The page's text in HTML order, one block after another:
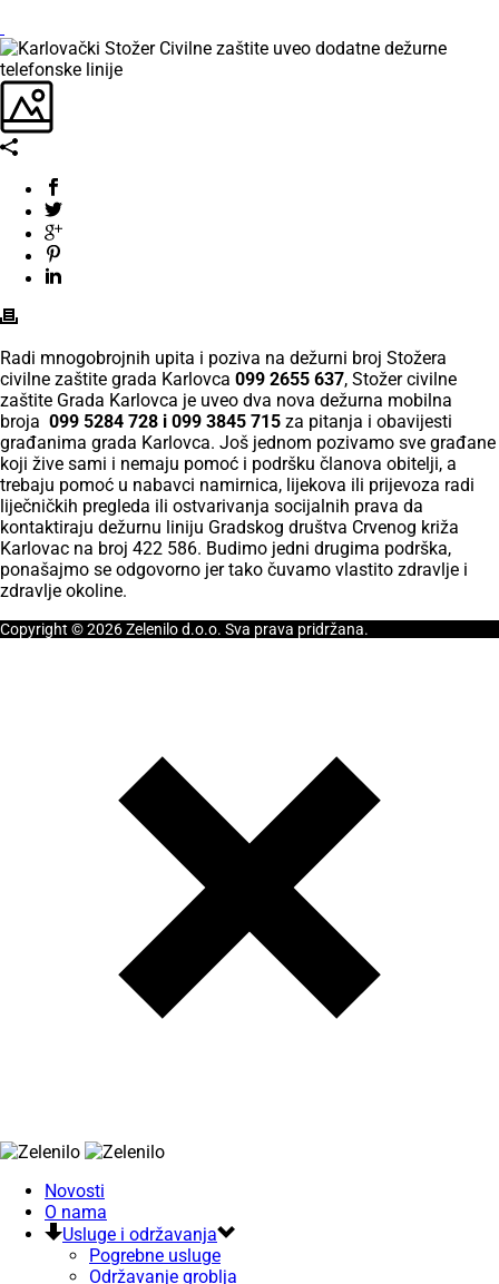
Radi mnogobrojnih upita i poziva na dežurni broj Stožera
civilne zaštite grada Karlovca 099 2655 637, Stožer civilne
zaštite Grada Karlovca je uveo dva nova dežurna mobilna
broja 099 5284 728 i 099 3845 715 za pitanja i obavijesti
građanima grada Karlovca. Još jednom pozivamo sve građane
koji žive sami i nemaju pomoć i podršku članova obitelji, a
trebaju pomoć u nabavci namirnica, lijekova ili prijevoza radi
liječničkih pregleda ili ostvarivanja socijalnih prava da
kontaktiraju dežurnu liniju Gradskog društva Crvenog križa
Karlovac na broj 422 586. Budimo jedni drugima podrška,
ponašajmo se odgovorno jer tako čuvamo vlastito zdravlje i
zdravlje okoline.
Copyright © 2026 Zelenilo d.o.o. Sva prava pridržana.
Novosti
O nama
Usluge i održavanja
Pogrebne usluge
Održavanje groblja